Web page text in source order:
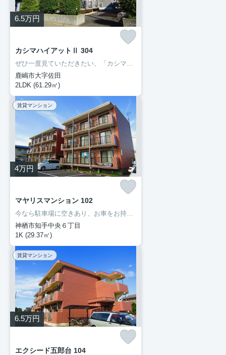
6.5万円
カシマハイアットⅡ 304
ぜひ一度見ていただきたい、「カシマハイアットⅡ」です。セブン-イレブン鹿嶋宮中南店まで徒歩6分と近場にコンビニがあるのもポイント。転居先に住み心地も良いこちらの賃貸物件。充実した新生活を過ごしましょう。豊成管理システムでは、お客様に合わせてお部屋をご紹介いたします。0299-97-0800からご希望の条件をお申しつけ下さい。
鹿嶋市大字佐田
2LDK (61.29㎡)
賃貸マンション
4万円
マヤリスマンション 102
今なら駐車場に空きあり、お車をお持ちの方に。モニターで来訪者を確認し、インターホンを通じて室内から会話することができます。ネットの回線を繋げているのでパソコンが使える生活。多くの方にご好評をいただいている、清潔感のある賃貸物件です。神栖市エリアで賃貸情報をお探しになるなら、ぜひ当社にお任せ下さい。快適な暮らしができるよう、しっかりとサポート致しますのでお気軽にご連絡下さい。
神栖市知手中央６丁目
1K (29.37㎡)
賃貸マンション
6.5万円
エクシード五郎台 104